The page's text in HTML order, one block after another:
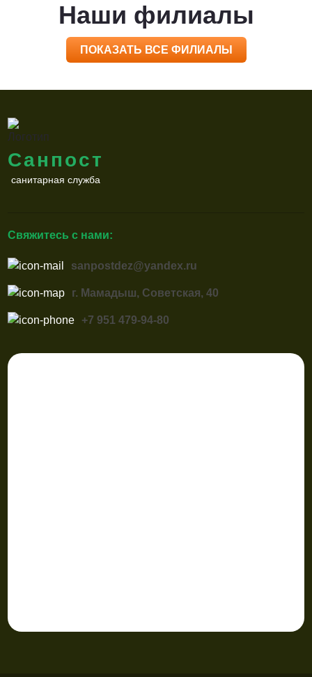
Наши филиалы
ПОКАЗАТЬ ВСЕ ФИЛИАЛЫ
Санпост
санитарная служба
Свяжитесь с нами:
sanpostdez@yandex.ru
г. Мамадыш, Советская, 40
+7 951 479-94-80